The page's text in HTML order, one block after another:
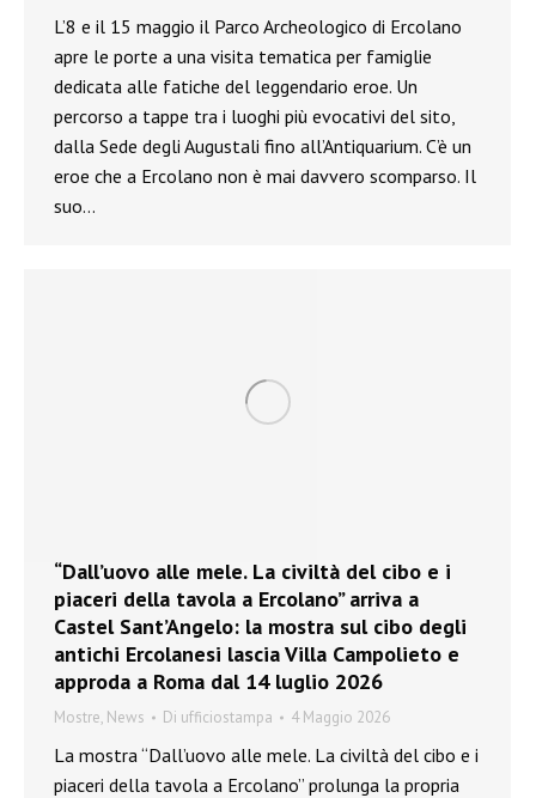
L’8 e il 15 maggio il Parco Archeologico di Ercolano
apre le porte a una visita tematica per famiglie
dedicata alle fatiche del leggendario eroe. Un
percorso a tappe tra i luoghi più evocativi del sito,
dalla Sede degli Augustali fino all’Antiquarium. C’è un
eroe che a Ercolano non è mai davvero scomparso. Il
suo…
“Dall’uovo alle mele. La civiltà del cibo e i
piaceri della tavola a Ercolano” arriva a
Castel Sant’Angelo: la mostra sul cibo degli
antichi Ercolanesi lascia Villa Campolieto e
approda a Roma dal 14 luglio 2026
Mostre, News Di ufficiostampa 4 Maggio 2026
La mostra “Dall’uovo alle mele. La civiltà del cibo e i
piaceri della tavola a Ercolano” prolunga la propria